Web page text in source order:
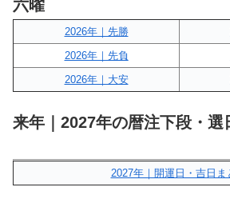
六曜
2026年｜先勝
2026年｜先負
2026年｜大安
来年｜2027年の暦注下段・選
2027年｜開運日・吉日ま